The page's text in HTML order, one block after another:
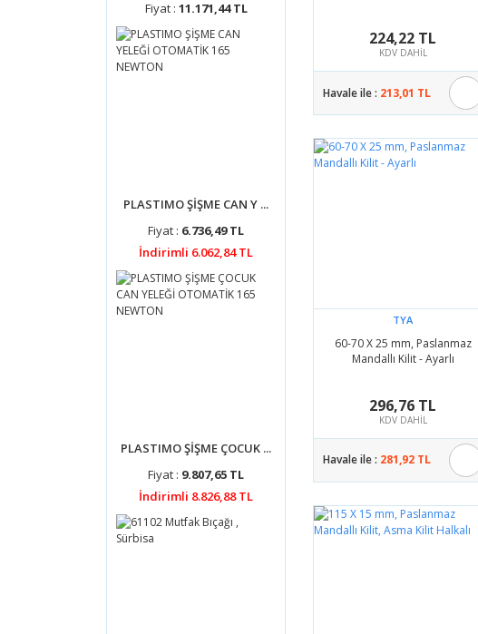
Fiyat : 11.171,44 TL
PLASTIMO ŞİŞME CAN Y ...
Fiyat : 6.736,49 TL
İndirimli 6.062,84 TL
PLASTIMO ŞİŞME ÇOCUK ...
Fiyat : 9.807,65 TL
İndirimli 8.826,88 TL
224,22 TL
KDV DAHİL
Havale ile : 213,01 TL
TYA
60-70 X 25 mm, Paslanmaz
Mandallı Kilit - Ayarlı
296,76 TL
KDV DAHİL
Havale ile : 281,92 TL